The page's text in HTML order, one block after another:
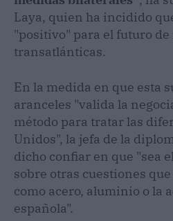
Laya, quien ha incidido
"positivo" para el futuro
transatlánticas.
En la medida en que esta
aranceles "valida la
método para tratar las
Unidos", la jefa de la
dicho confiar en que "sea
sobre otras cuestiones
como acero, aluminio o la
española".